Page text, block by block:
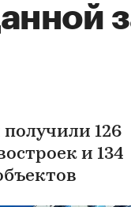
126
и 134